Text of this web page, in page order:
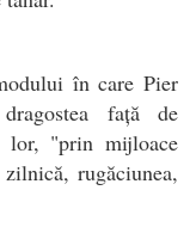
în care Pier
față de
"prin mijloace
rugăciunea,